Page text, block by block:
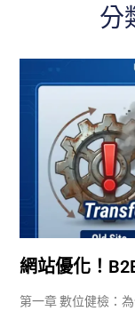
分
網站優化！
第一章 數位健檢：